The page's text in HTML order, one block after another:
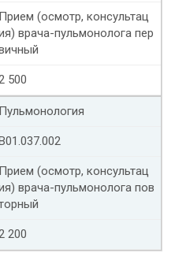
Прием (осмотр, консультац
врача-пульмонолога пер
500
Пульмонология
Прием (осмотр, консультац
врача-пульмонолога пов
200